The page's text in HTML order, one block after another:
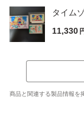
タイム
11,330
商品と関連する製品情報を